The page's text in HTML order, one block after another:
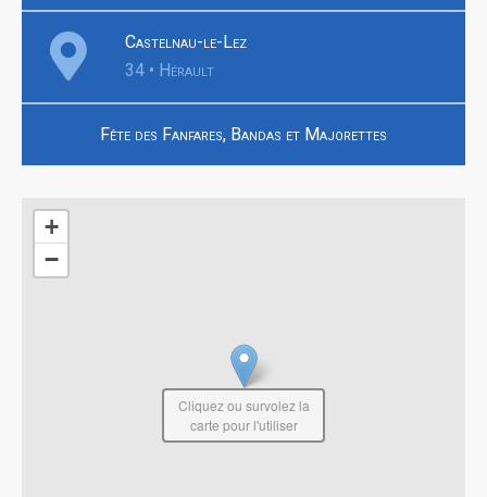
Castelnau-le-Lez
34 • Hérault
Fête des Fanfares, Bandas et Majorettes
+
−
Cliquez ou survolez la
carte pour l'utiliser